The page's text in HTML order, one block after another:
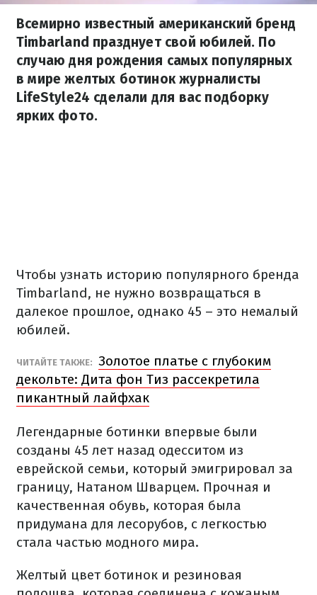
Всемирно известный американский бренд
Timbarland празднует свой юбилей. По
случаю дня рождения самых популярных
в мире желтых ботинок журналисты
LifeStyle24 сделали для вас подборку
ярких фото.
Чтобы узнать историю популярного бренда
Timbarland, не нужно возвращаться в
далекое прошлое, однако 45 – это немалый
юбилей.
ЧИТАЙТЕ ТАКЖЕ: Золотое платье с глубоким
декольте: Дита фон Тиз рассекретила
пикантный лайфхак
Легендарные ботинки впервые были
созданы 45 лет назад одесситом из
еврейской семьи, который эмигрировал за
границу, Натаном Шварцем. Прочная и
качественная обувь, которая была
придумана для лесорубов, с легкостью
стала частью модного мира.
Желтый цвет ботинок и резиновая